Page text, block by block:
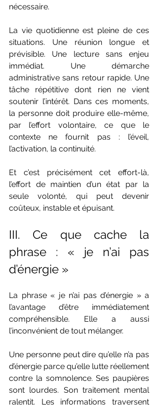
nécessaire.
La vie quotidienne est pleine de ces
situations. Une réunion longue et
prévisible. Une lecture sans enjeu
immédiat. Une démarche
administrative sans retour rapide. Une
tâche répétitive dont rien ne vient
soutenir l’intérêt. Dans ces moments,
la personne doit produire elle-même,
par l’effort volontaire, ce que le
contexte ne fournit pas : l’éveil,
l’activation, la continuité.
Et c’est précisément cet effort-là,
l’effort de maintien d’un état par la
seule volonté, qui peut devenir
coûteux, instable et épuisant.
III. Ce que cache la
phrase : « je n’ai pas
d’énergie »
La phrase « je n’ai pas d’énergie » a
l’avantage d’être immédiatement
compréhensible. Elle a aussi
l’inconvénient de tout mélanger.
Une personne peut dire qu’elle n’a pas
d’énergie parce qu’elle lutte réellement
contre la somnolence. Ses paupières
sont lourdes. Son traitement mental
ralentit. Les informations traversent